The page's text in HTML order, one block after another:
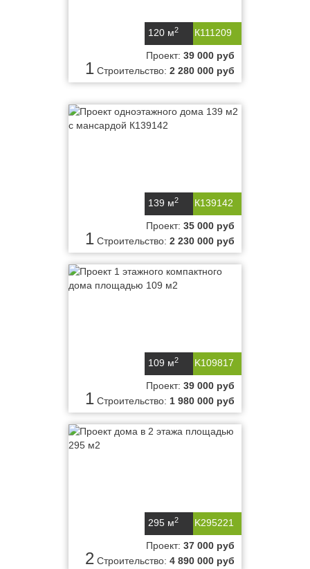
К111209
120 м2
1
Проект: 39 000 руб
Строительство: 2 280 000 руб
К139142
139 м2
1
Проект: 35 000 руб
Строительство: 2 230 000 руб
K109817
109 м2
1
Проект: 39 000 руб
Строительство: 1 980 000 руб
K295221
295 м2
2
Проект: 37 000 руб
Строительство: 4 890 000 руб